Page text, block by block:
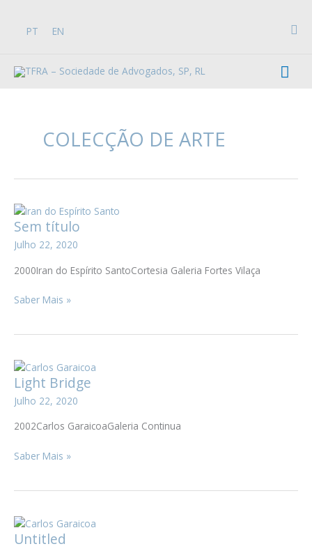
contentPT EN
COLECÇÃO DE ARTE
Sem título
Julho 22, 2020
2000Iran do Espírito SantoCortesia Galeria Fortes Vilaça
Sem
Saber Mais »
Light Bridge
Julho 22, 2020
2002Carlos GaraicoaGaleria Continua
Light
Saber Mais »
Untitled